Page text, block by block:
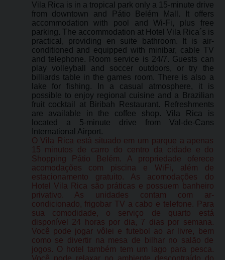
Vila Rica is in a tropical park only a 15-minute drive
from downtown and Pátio Belém Mall. It offers
accommodation with pool and Wi-Fi, plus free
parking. The accommodation at Hotel Vila Rica´s is
practical, providing en suite bathroom. It is air-
conditioned and equipped with minibar, cable TV
and telephone. Room service is 24/7. Guests can
play volleyball and soccer outdoors, or try the
billiards table in the games room. There is also a
lake for fishing. In a casual atmosphere, it is
possible to enjoy regional cuisine and a Brazilian
fruit cocktail at Biribah Restaurant. Refreshments
are available in the coffee shop. Vila Rica is
located a 5-minute drive from Val-de-Cans
International Airport.
O Vila Rica está situado em um parque a apenas
15 minutos de carro do centro da cidade e do
Shopping Pátio Belém. A propriedade oferece
acomodações com piscina e WiFi, além de
estacionamento gratuito. As acomodações do
Hotel Vila Rica são práticas e possuem banheiro
privativo. As unidades contam com ar-
condicionado, frigobar TV a cabo e telefone. Para
sua comodidade, o serviço de quarto está
disponível 24 horas por dia, 7 dias por semana.
Você pode jogar vôlei e futebol ao ar livre, bem
como se divertir na mesa de bilhar no salão de
jogos. O hotel também tem um lago para pesca.
Você pode relaxar no ambiente descontraído do